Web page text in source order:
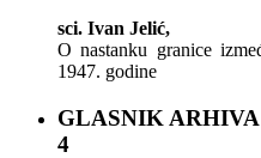
sci. Ivan Jelić,
O nastanku granice
1947. godine
GLASNIK
4